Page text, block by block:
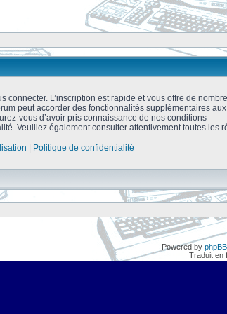
connecter. L’inscription est rapide et vous offre de
peut accorder des fonctionnalités supplémentaires aux
vous d’avoir pris connaissance de nos conditions
Veuillez également consulter attentivement toutes les
Politique de confidentialité
Powered by phpBB
Traduit en